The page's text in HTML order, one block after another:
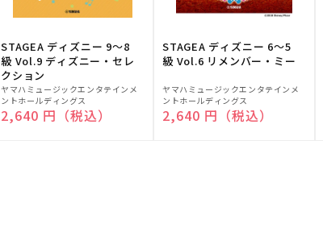
STAGEA ディズニー 9～8
級 Vol.9 ディズニー・セレ
クション
販
売
元:
ヤマハミュージックエンタテインメ
ントホールディングス
通常価格
2,640 円（税込）
STAGEA ディズニー 6～5
級 Vol.6 リメンバー・ミー
販
売
元:
ヤマハミュージックエンタテインメ
ントホールディングス
通常価格
2,640 円（税込）